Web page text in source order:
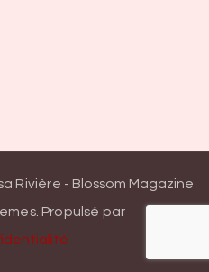
Rivière - Blossom Magazine
. Propulsé par